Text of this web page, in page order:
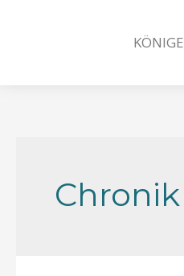
KÖNIGE
Chronik